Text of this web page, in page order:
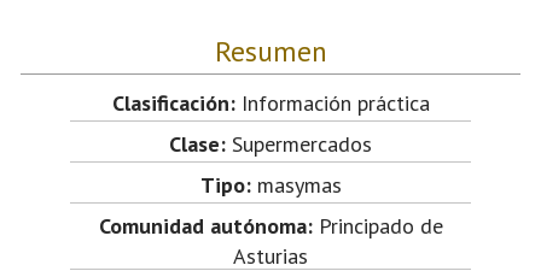
Resumen
Clasificación:Información práctica
Clase: Supermercados
Tipo:masymas
Comunidad autónoma:Principado de
Asturias